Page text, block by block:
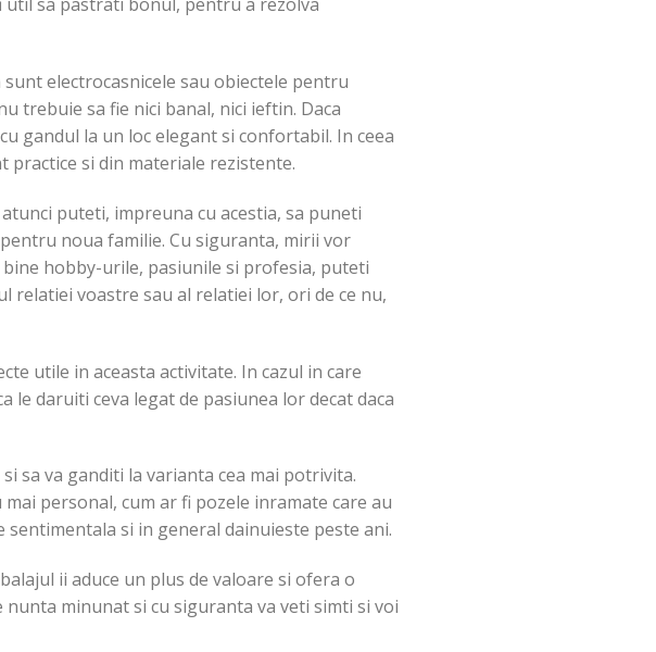
electrocasnicele sau obiectele pentru
trebuie sa fie nici banal, nici ieftin. Daca
gandul la un loc elegant si confortabil. In ceea
practice si din materiale rezistente.
puteti, impreuna cu acestia, sa puneti
noua familie. Cu siguranta, mirii vor
hobby-urile, pasiunile si profesia, puteti
relatiei voastre sau al relatiei lor, ori de ce nu,
utile in aceasta activitate. In cazul in care
daruiti ceva legat de pasiunea lor decat daca
sa va ganditi la varianta cea mai potrivita.
personal, cum ar fi pozele inramate care au
si in general dainuieste peste ani.
ii aduce un plus de valoare si ofera o
minunat si cu siguranta va veti simti si voi